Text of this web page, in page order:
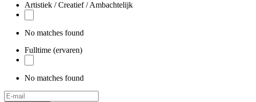
Artistiek / Creatief / Ambachtelijk
No matches found
Fulltime (ervaren)
No matches found